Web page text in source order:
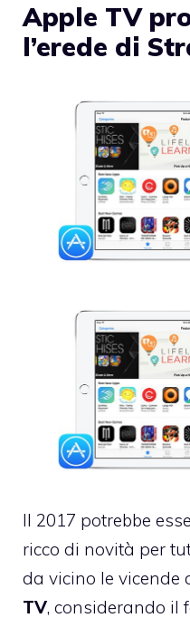
Apple TV
l’erede di
Il 2017 potrebbe
ricco di novità per
da vicino le vicende
TV, considerando il